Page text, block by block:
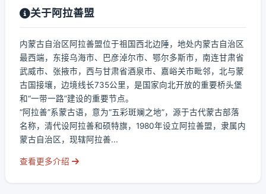
关于阿拉善盟
内蒙古自治区阿拉善盟位于祖国西北边陲，地处内蒙古自治区
最西端，东接乌海市、巴彦淖尔市、鄂尔多斯市，南连甘肃省
武威市、张掖市，西与甘肃省酒泉市、嘉峪关市毗邻，北与蒙
古国接壤，边境线长735公里，是国家向北开放的重要桥头堡
和“一带一路”建设的重要节点。
“阿拉善”系蒙古语，意为“五彩斑斓之地”，源于古代蒙古部落
名称，清代设阿拉善和硕特旗，1980年设立阿拉善盟，隶属内
蒙古自治区，现辖阿拉善...
查看更多介绍